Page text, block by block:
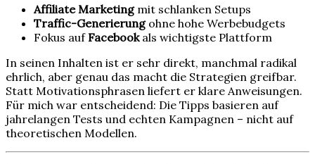
Affiliate Marketingmit schlanken Setups
Traffic-Generierungohne hohe Werbebudgets
Fokus auf Facebookals wichtigste Plattform
In seinen Inhalten ist er sehr direkt, manchmal radikal
ehrlich, aber genau das macht die Strategien greifbar.
Statt Motivationsphrasen liefert er klare Anweisungen.
Für mich war entscheidend: Die Tipps basieren auf
jahrelangen Tests und echten Kampagnen – nicht auf
theoretischen Modellen.